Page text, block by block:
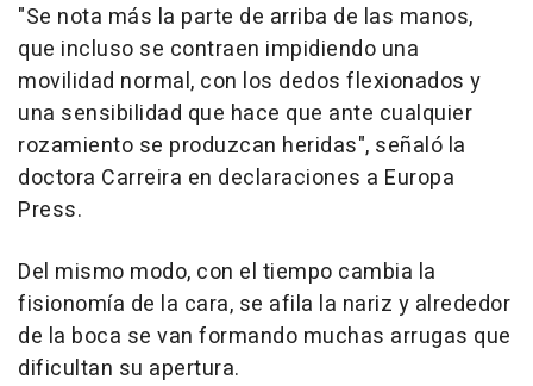
"Se nota más la parte de arriba de las manos,
que incluso se contraen impidiendo una
movilidad normal, con los dedos flexionados y
una sensibilidad que hace que ante cualquier
rozamiento se produzcan heridas", señaló la
doctora Carreira en declaraciones a Europa
Press.
Del mismo modo, con el tiempo cambia la
fisionomía de la cara, se afila la nariz y alrededor
de la boca se van formando muchas arrugas que
dificultan su apertura.